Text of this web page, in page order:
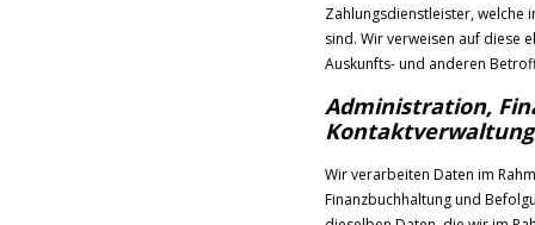
Zahlungsdienstleister, welche
sind. Wir verweisen auf diese
Auskunfts- und anderen
Administration,
Kontaktverwaltung
Wir verarbeiten Daten im
Finanzbuchhaltung und